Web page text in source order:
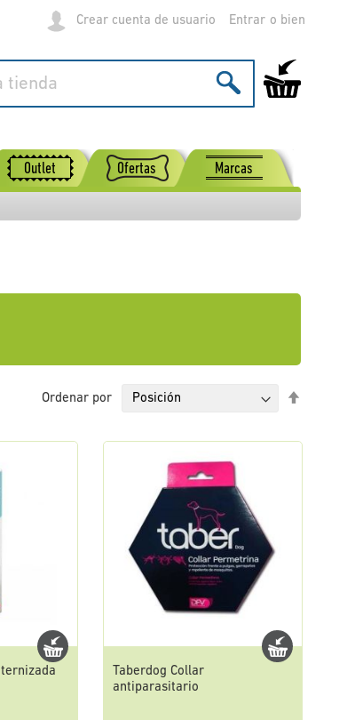
Crear cuenta de usuario Entrar
Mi carrito de
Outlet Ofertas Marcas
Ordenar por
Taberdog Collar
antiparasitario